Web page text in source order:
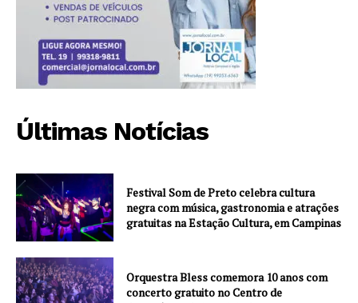
Últimas Notícias
Festival Som de Preto celebra cultura
negra com música, gastronomia e atrações
gratuitas na Estação Cultura, em Campinas
Orquestra Bless comemora 10 anos com
concerto gratuito no Centro de